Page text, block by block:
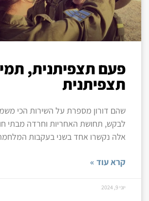
פעם תצפיתנית,
תצפיתנית
שהם דורון מספרת על השירות הכי
לבקש, תחושת האחריות וחרדה מבתי
אלה נקשרו אחד בשני בעקבות
קרא עוד »
יוני 9, 2024